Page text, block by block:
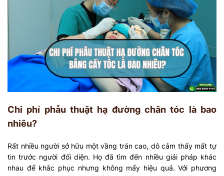
Chi phí phẫu thuật hạ đường chân tóc là bao
nhiêu?
Rất nhiều người sở hữu một vầng trán cao, dô cảm thấy mất tự
tin trước người đối diện. Họ đã tìm đến nhiều giải pháp khác
nhau để khắc phục nhưng không mấy hiệu quả. Với phương